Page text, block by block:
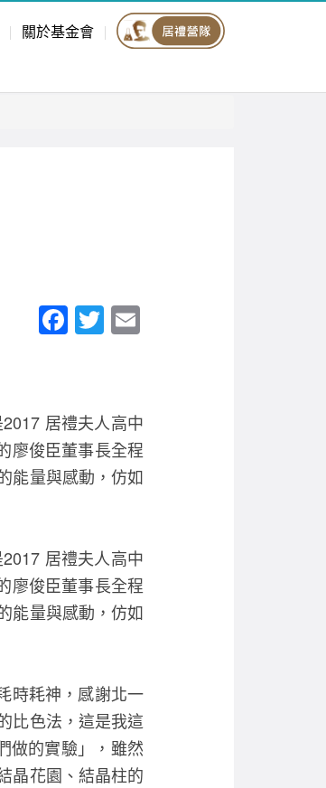
關於基金會
F
e
b
o
o
T
er
居禮夫人高中
廖俊臣董事長全程
能量與感動，仿如
居禮夫人高中
廖俊臣董事長全程
能量與感動，仿如
時耗神，感謝北一
比色法，這是我這
做的實驗」，雖然
晶花園、結晶柱的